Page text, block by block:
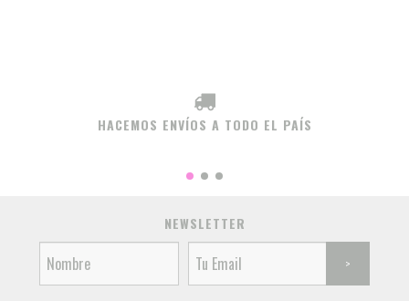
HACEMOS ENVÍOS A TODO EL PAÍS
NEWSLETTER